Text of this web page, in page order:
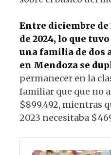
Entre diciembre de
de 2024, lo que
una familia de dos
en Mendoza se
permanecer en la
familiar que que no
$899.492, mientras
2023 necesitaba